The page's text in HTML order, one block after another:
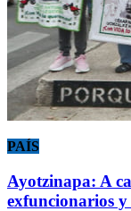
PAÍS
Ayotzinapa: A
exfuncionarios